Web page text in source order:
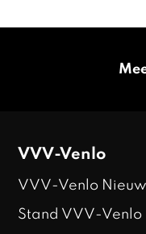
VVV-Venlo
VVV-Venlo
Stand VVV-Venlo